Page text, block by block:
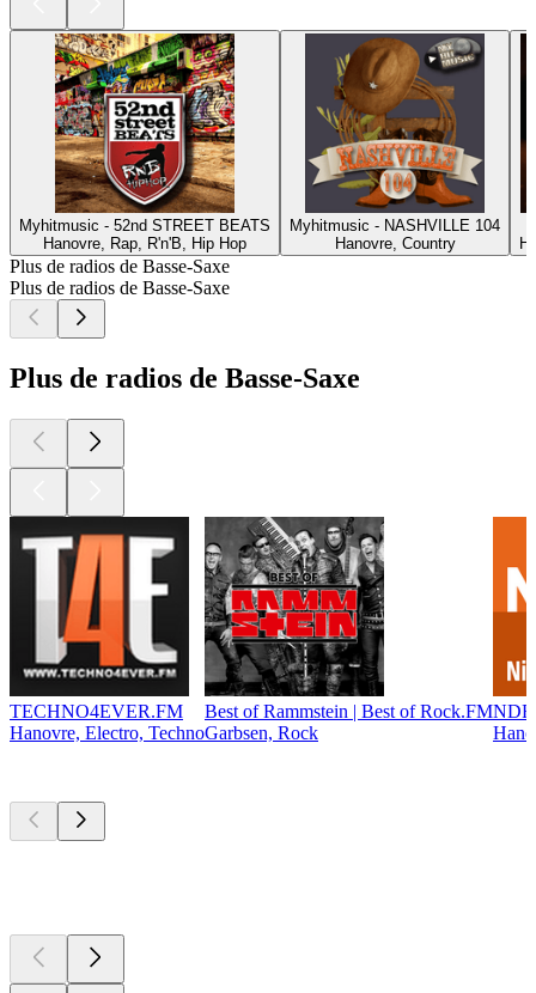
Myhitmusic - 52nd STREET BEATS
Hanovre, Rap, R'n'B, Hip Hop
Myhitmusic - NASHVILLE 104
Hanovre, Country
Plus de radios de Basse-Saxe
Plus de radios de Basse-Saxe
Plus de radios de Basse-Saxe
TECHNO4EVER.FM
Hanovre, Electro, Techno
Best of Rammstein | Best of Rock.FM
Garbsen, Rock
NDR